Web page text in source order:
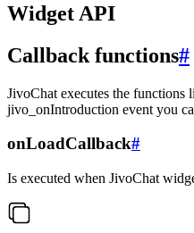
Widget API
Callback functions#
JivoChat executes the functions
jivo_onIntroduction event you
onLoadCallback#
Is executed when JivoChat